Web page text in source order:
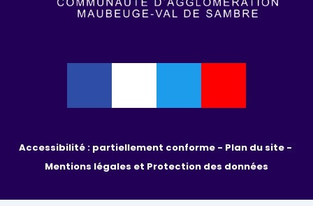
Accessibilité : partiellement conforme -
Mentions légales et Protection des données